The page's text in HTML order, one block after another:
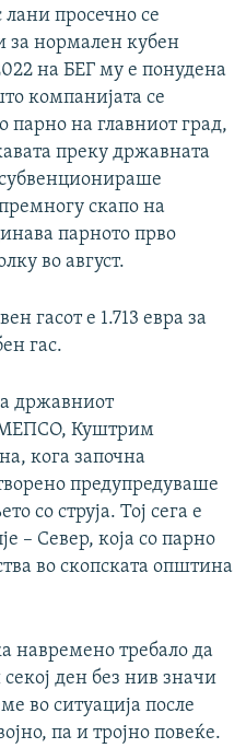
просечно се
за нормален кубен
на БЕГ му е понудена
компанијата се
парно на главниот град,
преку државната
скапо на
парното прво
во август.
гасот е 1.713 евра за
гас.
државниот
МЕПСО, Куштрим
кога започна
предупредуваше
со струја. Тој сега е
– Север, која со парно
во скопската општина
навремено требало да
ден без нив значи
во ситуација после
па и тројно повеќе.